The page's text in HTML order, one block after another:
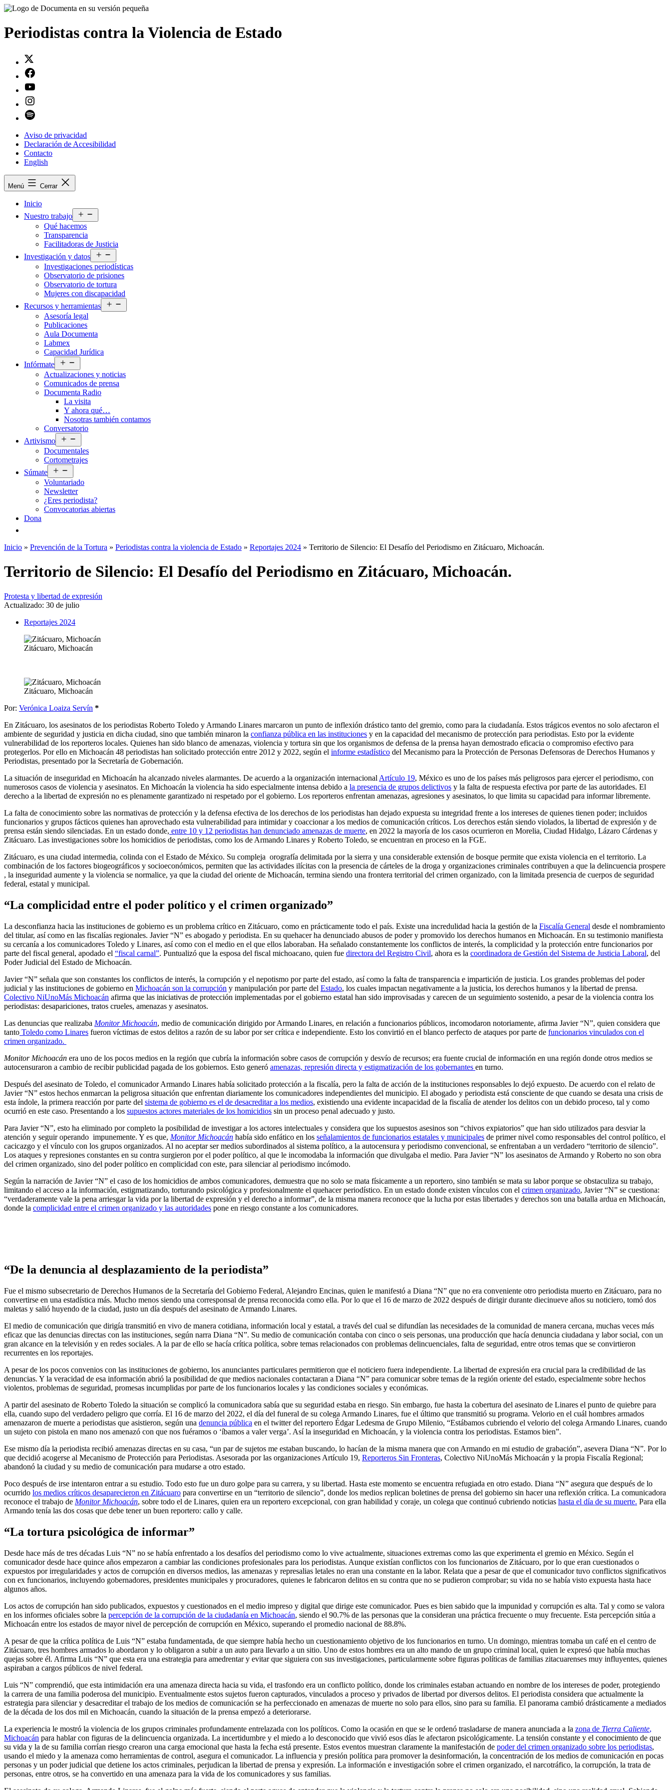
Saltar
contenido
Periodistas contra la Violencia de Estado
Aviso de privacidad
Declaración de Accesibilidad
Contacto
English
Menú Cerrar
Inicio
Nuestro trabajo
el
Qué hacemos
Transparencia
Facilitadoras de Justicia
Investigación y datos
el
menú
Investigaciones periodísticas
Observatorio de prisiones
Observatorio de tortura
Mujeres con discapacidad
Recursos y herramientas
el
Asesoría legal
Publicaciones
Aula Documenta
Labmex
Capacidad Jurídica
Infórmate
el
menú
Actualizaciones y noticias
Comunicados de prensa
Documenta Radio
La visita
Y ahora qué…
Nosotras también contamos
Conversatorio
Artivismo
el
menú
Documentales
Cortometrajes
Súmate
el
menú
Voluntariado
Newsletter
¿Eres periodista?
Convocatorias abiertas
Dona
Inicio » Prevención de la Tortura » Periodistas contra la violencia de Estado » Reportajes 2024 » Territorio de Silencio: El Desafío del Periodismo en Zitácuaro, Michoacán.
Territorio de Silencio: El Desafío del Periodismo en Zitácuaro, Michoacán.
Protesta y libertad de expresión
Actualizado: 30 de julio
Reportajes 2024
Zitácuaro, Michoacán
Zitácuaro, Michoacán
Por: Verónica Loaiza Servín *
En Zitácuaro, los asesinatos de los periodistas Roberto Toledo y Armando Linares marcaron un punto de inflexión drástico tanto del gremio, como para la ciudadanía. Estos trágicos eventos no solo afectaron el
ambiente de seguridad y justicia en dicha ciudad, sino que también minaron la confianza pública en las instituciones y en la capacidad del mecanismo de protección para periodistas. Esto por la evidente
vulnerabilidad de los reporteros locales. Quienes han sido blanco de amenazas, violencia y tortura sin que los organismos de defensa de la prensa hayan demostrado eficacia o compromiso efectivo para
protegerlos. Por ello en Michoacán 48 periodistas han solicitado protección entre 2012 y 2022, según el informe estadístico del Mecanismo para la Protección de Personas Defensoras de Derechos Humanos y
Periodistas, presentado por la Secretaría de Gobernación.
La situación de inseguridad en Michoacán ha alcanzado niveles alarmantes. De acuerdo a la organización internacional Artículo 19, México es uno de los países más peligrosos para ejercer el periodismo, con
numerosos casos de violencia y asesinatos. En Michoacán la violencia ha sido especialmente intensa debido a la presencia de grupos delictivos y la falta de respuesta efectiva por parte de las autoridades. El
derecho a la libertad de expresión no es plenamente garantizado ni respetado por el gobierno. Los reporteros enfrentan amenazas, agresiones y asesinatos, lo que limita su capacidad para informar libremente.
La falta de conocimiento sobre las normativas de protección y la defensa efectiva de los derechos de los periodistas han dejado expuesta su integridad frente a los intereses de quienes tienen poder; incluidos
funcionarios y grupos fácticos quienes han aprovechado esta vulnerabilidad para intimidar y coaccionar a los medios de comunicación críticos. Los derechos están siendo violados, la libertad de expresión y de
prensa están siendo silenciadas. En un estado donde, entre 10 y 12 periodistas han denunciado amenazas de muerte, en 2022 la mayoría de los casos ocurrieron en Morelia, Ciudad Hidalgo, Lázaro Cárdenas y
Zitácuaro. Las investigaciones sobre los homicidios de periodistas, como los de Armando Linares y Roberto Toledo, se encuentran en proceso en la FGE.
Zitácuaro, es una ciudad intermedia, colinda con el Estado de México. Su compleja orografía delimitada por la sierra y una considerable extensión de bosque permite que exista violencia en el territorio. La
combinación de los factores biogeográficos y socioeconómicos, permiten que las actividades ilícitas con la presencia de cárteles de la droga y organizaciones criminales contribuyen a que la delincuencia prospere
, la inseguridad aumente y la violencia se normalice, ya que la ciudad del oriente de Michoacán, termina siendo una frontera territorial del crimen organizado, con la limitada presencia de cuerpos de seguridad
federal, estatal y municipal.
“La complicidad entre el poder político y el crimen organizado”
La desconfianza hacia las instituciones de gobierno es un problema crítico en Zitácuaro, como en prácticamente todo el país. Existe una incredulidad hacia la gestión de la Fiscalía General desde el nombramiento
del titular, así como en las fiscalías regionales. Javier “N” es abogado y periodista. En su quehacer ha denunciado abusos de poder y promovido los derechos humanos en Michoacán. En su testimonio manifiesta
su cercanía a los comunicadores Toledo y Linares, así como con el medio en el que ellos laboraban. Ha señalado constantemente los conflictos de interés, la complicidad y la protección entre funcionarios por
parte del fiscal general, apodado el “fiscal carnal”. Puntualizó que la esposa del fiscal michoacano, quien fue directora del Registro Civil, ahora es la coordinadora de Gestión del Sistema de Justicia Laboral, del
Poder Judicial del Estado de Michoacán.
Javier “N” señala que son constantes los conflictos de interés, la corrupción y el nepotismo por parte del estado, así como la falta de transparencia e impartición de justicia. Los grandes problemas del poder
judicial y las instituciones de gobierno en Michoacán son la corrupción y manipulación por parte del Estado, los cuales impactan negativamente a la justicia, los derechos humanos y la libertad de prensa.
Colectivo NiUnoMás Michoacán afirma que las iniciativas de protección implementadas por el gobierno estatal han sido improvisadas y carecen de un seguimiento sostenido, a pesar de la violencia contra los
periodistas: desapariciones, tratos crueles, amenazas y asesinatos.
Las denuncias que realizaba Monitor Michoacán, medio de comunicación dirigido por Armando Linares, en relación a funcionarios públicos, incomodaron notoriamente, afirma Javier “N”, quien considera que
tanto Toledo como Linares fueron víctimas de estos delitos a razón de su labor por ser crítica e independiente. Esto los convirtió en el blanco perfecto de ataques por parte de funcionarios vinculados con el
crimen organizado.
Monitor Michoacán era uno de los pocos medios en la región que cubría la información sobre casos de corrupción y desvío de recursos; era fuente crucial de información en una región donde otros medios se
autocensuraron a cambio de recibir publicidad pagada de los gobiernos. Esto generó amenazas, represión directa y estigmatización de los gobernantes en turno.
Después del asesinato de Toledo, el comunicador Armando Linares había solicitado protección a la fiscalía, pero la falta de acción de la instituciones responsables lo dejó expuesto. De acuerdo con el relato de
Javier “N” estos hechos enmarcan la peligrosa situación que enfrentan diariamente los comunicadores independientes del municipio. El abogado y periodista está consciente de que cuando se desata una crisis de
esta índole, la primera reacción por parte del sistema de gobierno es el de desacreditar a los medios, existiendo una evidente incapacidad de la fiscalía de atender los delitos con un debido proceso, tal y como
ocurrió en este caso. Presentando a los supuestos actores materiales de los homicidios sin un proceso penal adecuado y justo.
Para Javier “N”, esto ha eliminado por completo la posibilidad de investigar a los actores intelectuales y considera que los supuestos asesinos son “chivos expiatorios” que han sido utilizados para desviar la
atención y seguir operando impunemente. Y es que, Monitor Michoacán había sido enfático en los señalamientos de funcionarios estatales y municipales de primer nivel como responsables del control político, el
cacicazgo y el vínculo con los grupos organizados. Al no aceptar ser medios subordinados al sistema político, a la autocensura y periodismo convencional, se enfrentaban a un verdadero “territorio de silencio”.
Los ataques y represiones constantes en su contra surgieron por el poder político, al que le incomodaba la información que divulgaba el medio. Para Javier “N” los asesinatos de Armando y Roberto no son obra
del crimen organizado, sino del poder político en complicidad con este, para silenciar al periodismo incómodo.
Según la narración de Javier “N” el caso de los homicidios de ambos comunicadores, demuestra que no solo se mata físicamente a un reportero, sino también se mata su labor porque se obstaculiza su trabajo,
limitando el acceso a la información, estigmatizando, torturando psicológica y profesionalmente el quehacer periodístico. En un estado donde existen vínculos con el crimen organizado, Javier “N” se cuestiona:
“verdaderamente vale la pena arriesgar la vida por la libertad de expresión y el derecho a informar”, de la misma manera reconoce que la lucha por estas libertades y derechos son una batalla ardua en Michoacán,
donde la complicidad entre el crimen organizado y las autoridades pone en riesgo constante a los comunicadores.
“De la denuncia al desplazamiento de la periodista”
Fue el mismo subsecretario de Derechos Humanos de la Secretaría del Gobierno Federal, Alejandro Encinas, quien le manifestó a Diana “N” que no era conveniente otro periodista muerto en Zitácuaro, para no
convertirse en una estadística más. Mucho menos siendo una corresponsal de prensa reconocida como ella. Por lo que el 16 de marzo de 2022 después de dirigir durante diecinueve años su noticiero, tomó dos
maletas y salió huyendo de la ciudad, justo un día después del asesinato de Armando Linares.
El medio de comunicación que dirigía transmitió en vivo de manera cotidiana, información local y estatal, a través del cual se difundían las necesidades de la comunidad de manera cercana, muchas veces más
eficaz que las denuncias directas con las instituciones, según narra Diana “N”. Su medio de comunicación contaba con cinco o seis personas, una producción que hacía denuncia ciudadana y labor social, con un
gran alcance en la televisión y en redes sociales. A la par de ello se hacía crítica política, sobre temas relacionados con problemas delincuenciales, falta de seguridad, entre otros temas que se convirtieron
recurrentes en los reportajes.
A pesar de los pocos convenios con las instituciones de gobierno, los anunciantes particulares permitieron que el noticiero fuera independiente. La libertad de expresión era crucial para la credibilidad de las
denuncias. Y la veracidad de esa información abrió la posibilidad de que medios nacionales contactaran a Diana “N” para comunicar sobre temas de la región oriente del estado, especialmente sobre hechos
violentos, problemas de seguridad, promesas incumplidas por parte de los funcionarios locales y las condiciones sociales y económicas.
A partir del asesinato de Roberto Toledo la situación se complicó la comunicadora sabía que su seguridad estaba en riesgo. Sin embargo, fue hasta la cobertura del asesinato de Linares el punto de quiebre para
ella, cuando supo del verdadero peligro que corría. El 16 de marzo del 2022, el día del funeral de su colega Armando Linares, fue el último que transmitió su programa. Velorio en el cuál hombres armados
amenazaron de muerte a periodistas que asistieron, según una denuncia pública en el twitter del reportero Édgar Ledesma de Grupo Milenio, “Estábamos cubriendo el velorio del colega Armando Linares, cuando
un sujeto con pistola en mano nos amenazó con que nos fuéramos o ‘íbamos a valer verga’. Así la inseguridad en Michoacán, y la violencia contra los periodistas. Estamos bien”.
Ese mismo día la periodista recibió amenazas directas en su casa, “un par de sujetos me estaban buscando, lo hacían de la misma manera que con Armando en mi estudio de grabación”, asevera Diana “N”. Por lo
que decidió acogerse al Mecanismo de Protección para Periodistas. Asesorada por las organizaciones Artículo 19, Reporteros Sin Fronteras, Colectivo NiUnoMás Michoacán y la propia Fiscalía Regional;
abandonó la ciudad y su medio de comunicación para mudarse a otro estado.
Poco después de irse intentaron entrar a su estudio. Todo esto fue un duro golpe para su carrera, y su libertad. Hasta este momento se encuentra refugiada en otro estado. Diana “N” asegura que después de lo
ocurrido los medios críticos desaparecieron en Zitácuaro para convertirse en un “territorio de silencio”, donde los medios replican boletines de prensa del gobierno sin hacer una reflexión crítica. La comunicadora
reconoce el trabajo de Monitor Michoacán, sobre todo el de Linares, quien era un reportero excepcional, con gran habilidad y coraje, un colega que continuó cubriendo noticias hasta el día de su muerte. Para ella
Armando tenía las dos cosas que debe tener un buen reportero: callo y calle.
“La tortura psicológica de informar”
Desde hace más de tres décadas Luis “N” no se había enfrentado a los desafíos del periodismo como lo vive actualmente, situaciones extremas como las que experimenta el gremio en México. Según el
comunicador desde hace quince años empezaron a cambiar las condiciones profesionales para los periodistas. Aunque existían conflictos con los funcionarios de Zitácuaro, por lo que eran cuestionados o
expuestos por irregularidades y actos de corrupción en diversos medios, las amenazas y represalias letales no eran una constante en la labor. Relata que a pesar de que el comunicador tuvo conflictos significativos
con ex funcionarios, incluyendo gobernadores, presidentes municipales y procuradores, quienes le fabricaron delitos en su contra que no se pudieron comprobar; su vida no se había visto expuesta hasta hace
algunos años.
Los actos de corrupción han sido publicados, expuestos y cuestionados en el medio impreso y digital que dirige este comunicador. Pues es bien sabido que la impunidad y corrupción es alta. Tal y como se valora
en los informes oficiales sobre la percepción de la corrupción de la ciudadanía en Michoacán, siendo el 90.7% de las personas que la consideran una práctica frecuente o muy frecuente. Esta percepción sitúa a
Michoacán entre los estados de mayor nivel de percepción de corrupción en México, superando el promedio nacional de 88.8%.
A pesar de que la crítica política de Luis “N” estaba fundamentada, de que siempre había hecho un cuestionamiento objetivo de los funcionarios en turno. Un domingo, mientras tomaba un café en el centro de
Zitácuaro, tres hombres armados lo abordaron y lo obligaron a subir a un auto para llevarlo a un sitio. Uno de estos hombres era un alto mando de un grupo criminal local, quien le expresó que había muchas
quejas sobre él. Afirma Luis “N” que esta era una estrategia para amedrentar y evitar que siguiera con sus investigaciones, particularmente sobre figuras políticas de familias zitacuarenses muy influyentes, quienes
aspiraban a cargos públicos de nivel federal.
Luis “N” comprendió, que esta intimidación era una amenaza directa hacia su vida, el trasfondo era un conflicto político, donde los criminales estaban actuando en nombre de los intereses de poder, protegiendo
la carrera de una familia poderosa del municipio. Eventualmente estos sujetos fueron capturados, vinculados a proceso y privados de libertad por diversos delitos. El periodista considera que actualmente la
estrategia para silenciar y desacreditar el trabajo de los medios de comunicación se ha perfeccionado en amenazas de muerte no solo para ellos, sino para su familia. El panorama cambió drásticamente a mediados
de la década de los dos mil en Michoacán, cuando la situación de la prensa empezó a deteriorarse.
La experiencia le mostró la violencia de los grupos criminales profundamente entrelazada con los políticos. Como la ocasión en que se le ordenó trasladarse de manera anunciada a la zona de Tierra Caliente,
Michoacán para hablar con figuras de la delincuencia organizada. La incertidumbre y el miedo a lo desconocido que vivió esos días le afectaron psicológicamente. La tensión constante y el conocimiento de que
su vida y la de su familia corrían riesgo crearon una carga emocional que hasta la fecha está presente. Estos eventos muestran claramente la manifestación de poder del crimen organizado sobre los periodistas,
usando el miedo y la amenaza como herramientas de control, asegura el comunicador. La influencia y presión política para promover la desinformación, la concentración de los medios de comunicación en pocas
personas y un poder judicial que detiene los actos criminales, perjudican la libertad de prensa y expresión. La información e investigación sobre el crimen organizado, el narcotráfico, la corrupción, la trata de
personas, entre otros, se ha convertido en una amenaza para la vida de los comunicadores y sus familias.